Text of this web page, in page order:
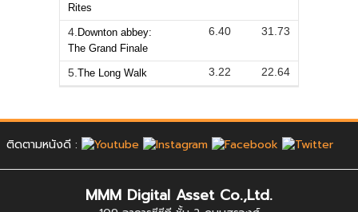
Rites
4. Downton abbey:
The Grand Finale
6.40 31.73
5. The Long Walk 3.22 22.64
ติดตามหนังดี :
MMM Digital Asset Co.,Ltd.